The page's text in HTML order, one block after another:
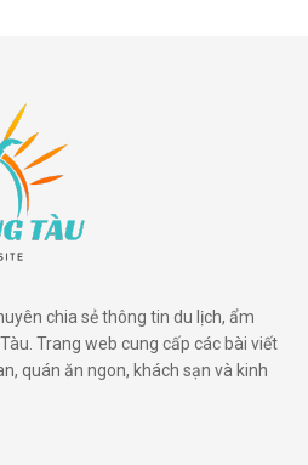
chia sẻ thông tin du lịch, ẩm
Trang web cung cấp các bài viết
quán ăn ngon, khách sạn và kinh